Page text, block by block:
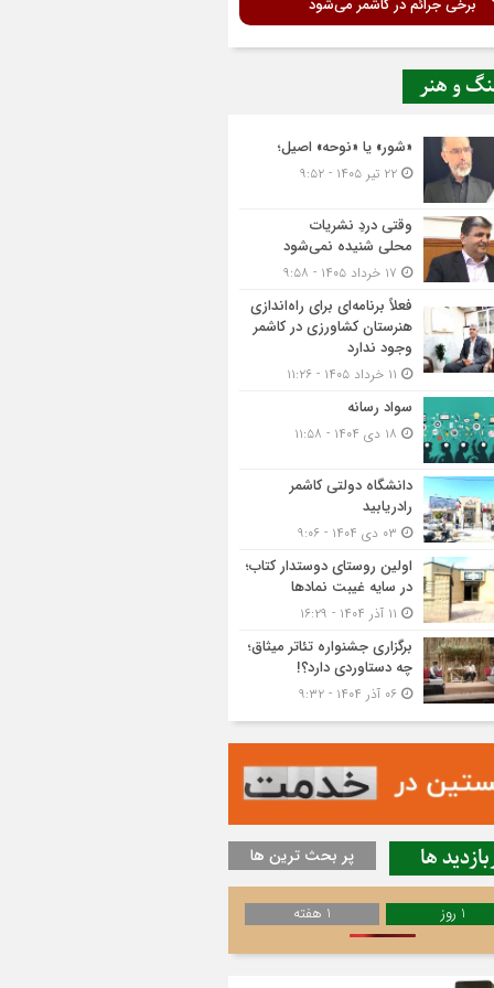
و هنر
«شور» یا «نوحه» اصیل؛
وقتی دردِ نشریات
محلی شنیده نمی‌شود
فعلاً برنامه‌ای برای راه‌اندازی
هنرستان کشاورزی در کاشمر
وجود ندارد
سواد رسانه
دانشگاه دولتی کاشمر‌
رادریابید
اولین روستای دوستدار کتاب؛
در سایه غیبت نمادها
برگزاری جشنواره تئاتر میثاق؛
چه دستاوردی دارد؟!
ها پر بحث ترین ها
1 روز 1 هفته